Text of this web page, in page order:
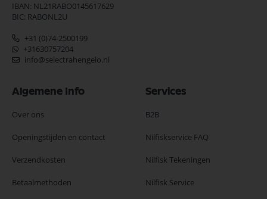
IBAN: NL21RABO0145617629
BIC: RABONL2U
+31 (0)74-2500199
+31630757204
info@selectrahengelo.nl
Algemene Info
Over ons
Openingstijden en contact
Verzendkosten
Betaalmethoden
Services
B2B
Nilfiskservice FAQ
Nilfisk Tekeningen
Nilfisk Service